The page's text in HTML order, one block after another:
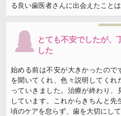
る良い歯医者さんに出会えたことは
とても不安でしたが、
した
始める前は不安が大きかったので
を聞いてくれ、色々説明してくれ
っていきました。治療が終わり、
しています。これからきちんと先
頃のケアを怠らず、歯を大切にし